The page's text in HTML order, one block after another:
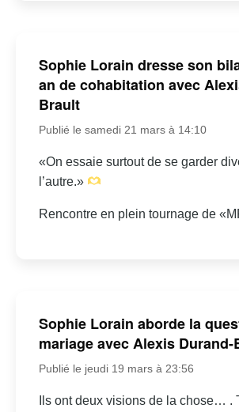
Sophie Lorain dresse son
an de cohabitation avec
Brault
Publié le samedi 21 mars à 14:10
«On essaie surtout de se garder
l’autre.»
Rencontre en plein tournage de
Sophie Lorain aborde la
mariage avec Alexis
Publié le jeudi 19 mars à 23:56
Ils ont deux visions de la chose… .